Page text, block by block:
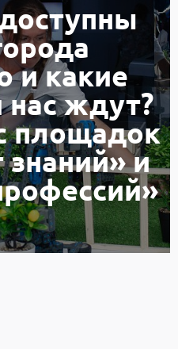
и какие
ждут?
площадок
и